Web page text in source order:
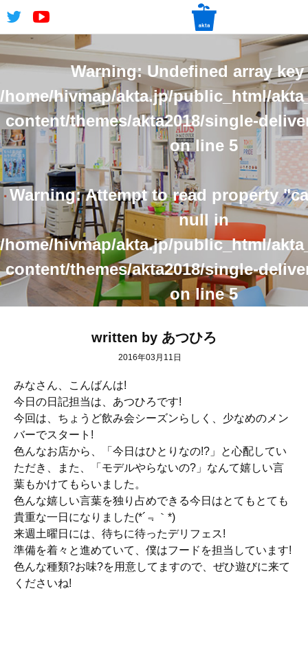
Warning: Undefined array key
/home/hivmap/akta.jp/public_html/
content/themes/akta2018/single-
on line 5
Warning: Attempt to read property
null in
/home/hivmap/akta.jp/public_html/
content/themes/akta2018/single-
on line5
written by あつひろ
2016年03月11日
みなさん、こんばんは!
今日の日記担当は、あつひろです!
今回は、ちょうど飲み会シーズンらしく、少なめのメン
バーでスタート!
色んなお店から、「今日はひとりなの!?」と心配してい
ただき、また、「モデルやらないの?」なんて嬉しい言
葉もかけてもらいました。
色んな嬉しい言葉を独り占めできる今日はとてもとても
貴重な一日になりました(*´﹃｀*)
来週土曜日には、待ちに待ったデリフェス!
準備を着々と進めていて、僕はフードを担当しています!
色んな種類?お味?を用意してますので、ぜひ遊びに来て
くださいね!